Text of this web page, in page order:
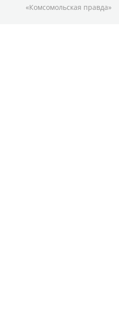
«Комсомольская правда»